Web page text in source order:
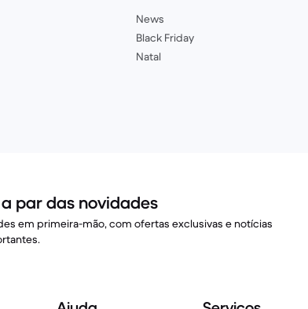
News
Black Friday
Natal
par das novidades
em primeira-mão, com ofertas exclusivas e notícias